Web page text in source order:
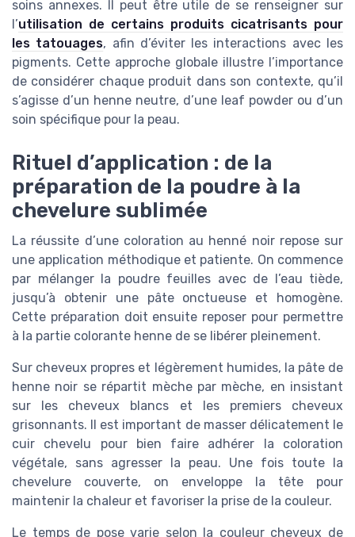
soins annexes. Il peut être utile de se renseigner sur
l’utilisation de certains produits cicatrisants pour
les tatouages, afin d’éviter les interactions avec les
pigments. Cette approche globale illustre l’importance
de considérer chaque produit dans son contexte, qu’il
s’agisse d’un henne neutre, d’une leaf powder ou d’un
soin spécifique pour la peau.
Rituel d’application : de la
préparation de la poudre à la
chevelure sublimée
La réussite d’une coloration au henné noir repose sur
une application méthodique et patiente. On commence
par mélanger la poudre feuilles avec de l’eau tiède,
jusqu’à obtenir une pâte onctueuse et homogène.
Cette préparation doit ensuite reposer pour permettre
à la partie colorante henne de se libérer pleinement.
Sur cheveux propres et légèrement humides, la pâte de
henne noir se répartit mèche par mèche, en insistant
sur les cheveux blancs et les premiers cheveux
grisonnants. Il est important de masser délicatement le
cuir chevelu pour bien faire adhérer la coloration
végétale, sans agresser la peau. Une fois toute la
chevelure couverte, on enveloppe la tête pour
maintenir la chaleur et favoriser la prise de la couleur.
Le temps de pose varie selon la couleur cheveux de